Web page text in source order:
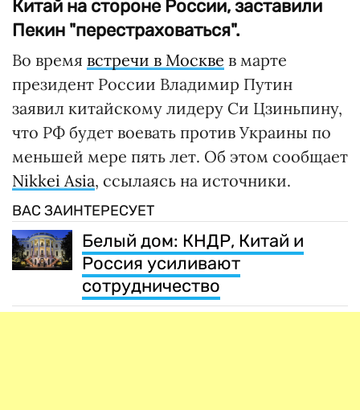
Китай на стороне России, заставили
Пекин "перестраховаться".
Во время встречи в Москве в марте
президент России Владимир Путин
заявил китайскому лидеру Си Цзиньпину,
что РФ будет воевать против Украины по
меньшей мере пять лет. Об этом сообщает
Nikkei Asia, ссылаясь на источники.
ВАС ЗАИНТЕРЕСУЕТ
Белый дом: КНДР, Китай и
Россия усиливают
сотрудничество